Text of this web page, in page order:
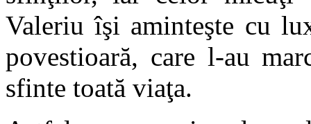
Valeriu îşi aminteşte cu
povestioară, care l-au
sfinte toată viaţa.